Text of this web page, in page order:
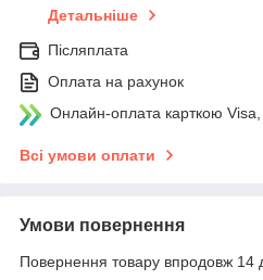
Детальніше
Післяплата
Оплата на рахунок
Онлайн-оплата карткою
Всі умови оплати
Умови повернення
Повернення товару впродовж 14